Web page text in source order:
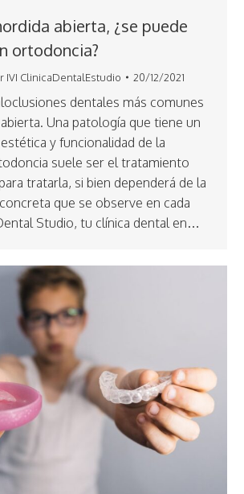
abierta, ¿se puede
ortodoncia?
IVI ClinicaDentalEstudio 20/12/2021
dentales más comunes
Una patología que tiene un
y funcionalidad de la
suele ser el tratamiento
tratarla, si bien dependerá de la
que se observe en cada
Studio, tu clínica dental en…